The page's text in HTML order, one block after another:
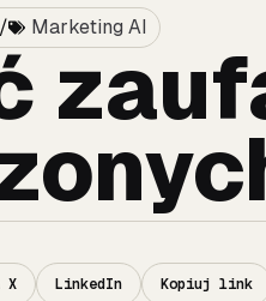
Marketing AI
X LinkedIn Kopiuj link